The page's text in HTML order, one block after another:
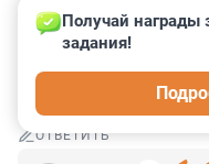
Гость
16 декабря 2023, 12:48
Читаю комменты...и
Как изменилась
ОТВЕТИТЬ
Получай награды
задания!